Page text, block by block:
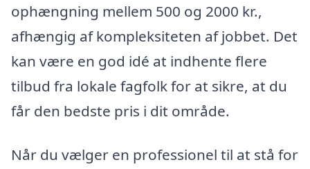
ophængning mellem 500 og 2000 kr.,
afhængig af kompleksiteten af jobbet. Det
kan være en god idé at indhente flere
tilbud fra lokale fagfolk for at sikre, at du
får den bedste pris i dit område.
Når du vælger en professionel til at stå for